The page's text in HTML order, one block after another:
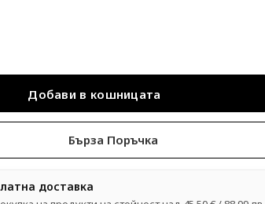
Бърза Поръчка
доставка